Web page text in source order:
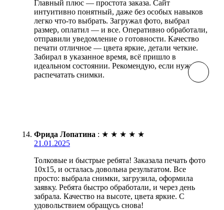
Главный плюс — простота заказа. Сайт
интуитивно понятный, даже без особых навыков
легко что-то выбрать. Загружал фото, выбрал
размер, оплатил — и все. Оперативно обработали,
отправили уведомление о готовности. Качество
печати отличное — цвета яркие, детали четкие.
Забирал в указанное время, всё пришло в
идеальном состоянии. Рекомендую, если нужно
распечатать снимки.
Фрида Лопатина : ★ ★ ★ ★ ★
21.01.2025
Толковые и быстрые ребята! Заказала печать фото
10х15, и осталась довольна результатом. Все
просто: выбрала снимки, загрузила, оформила
заявку. Ребята быстро обработали, и через день
забрала. Качество на высоте, цвета яркие. С
удовольствием обращусь снова!